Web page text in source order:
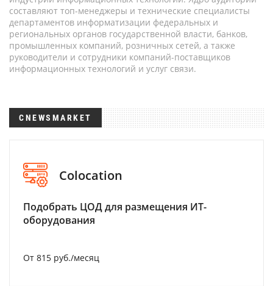
составляют топ-менеджеры и технические специалисты
департаментов информатизации федеральных и
региональных органов государственной власти, банков,
промышленных компаний, розничных сетей, а также
руководители и сотрудники компаний-поставщиков
информационных технологий и услуг связи.
CNEWSMARKET
Colocation
Подобрать ЦОД для размещения ИТ-
оборудования
От 815 руб./месяц